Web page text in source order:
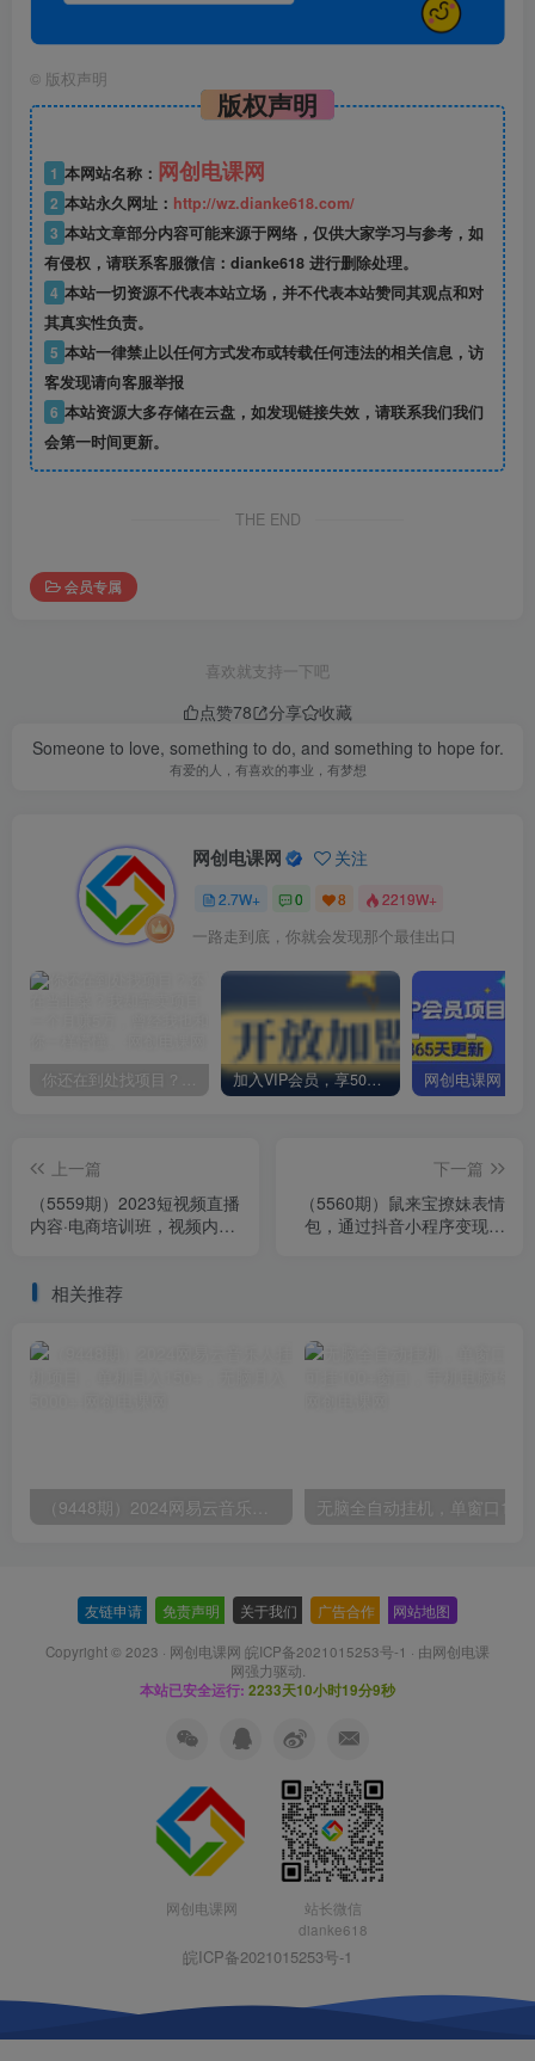
© 版权声明
版权声明
1 本网站名称： 网创电课网
2 本站永久网址： http://wz.dianke618.com/
3 本站文章部分内容可能来源于网络，仅供大家学习与参考，如
有侵权，请联系客服微信：dianke618 进行删除处理。
4 本站一切资源不代表本站立场，并不代表本站赞同其观点和对
其真实性负责。
5 本站一律禁止以任何方式发布或转载任何违法的相关信息，访
客发现请向客服举报
6 本站资源大多存储在云盘，如发现链接失效，请联系我们我们
会第一时间更新。
THE END
会员专属
喜欢就支持一下吧
点赞78 分享
收藏
Someone to love, something to do, and something to hope for.
有爱的人，有喜欢的事业，有梦想
网创电课网 关注
2.7W+ 0 8 2219W+
一路走到底，你就会发现那个最佳出口
加入VIP会员，享50%的推广提成，免费学习多种网上创业课程，菜鸟秒变大神！
上一篇
（5559期）2023短视频直播
内容·电商培训班，视频内容
下一篇
（5560期）鼠来宝撩妹表情
包，通过抖音小程序变现，
相关推荐
友链申请 免责声明 关于我们 广告合作 网站地图
Copyright © 2023 · 网创电课网 皖ICP备2021015253号-1 · 由网创电课
网强力驱动.
本站已安全运行: 2233天10小时19分9秒
网创电课网
站长微信
dianke618
皖ICP备2021015253号-1